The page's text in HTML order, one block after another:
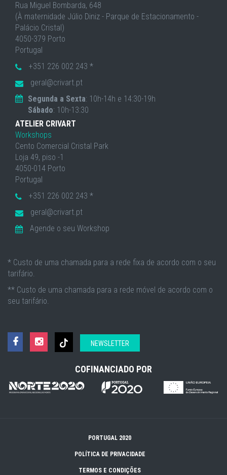
Rua Miguel Bombarda, 648
(À maternidade Júlio Diniz - Parque de Estacionamento -
Palácio Cristal)
4050-379 Porto
Portugal
+351 226 002 243 *
geral@crivart.pt
Segunda a Sexta: 10h-14h e 14:30-19h
Sábado: 10h-13:30
ATELIER CRIVART
Workshops
Cento Comercial Cristal Park
Loja 49, piso -1
4050-014 Porto
Portugal
+351 226 002 243 *
geral@crivart.pt
Agende o seu Workshop
* Custo de uma chamada para a rede fixa de acordo com o seu
tarifário.
** Custo de uma chamada para a rede móvel de acordo com o
seu tarifário.
NEWSLETTER
COFINANCIADO POR
PORTUGAL 2020
POLÍTICA DE PRIVACIDADE
TERMOS E CONDIÇÕES